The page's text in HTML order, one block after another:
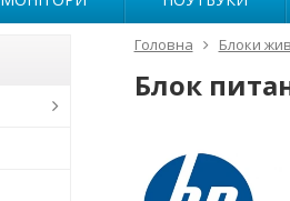
Головна Блоки
Блок